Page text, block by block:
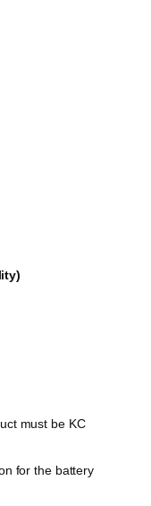
must be KC
for the battery